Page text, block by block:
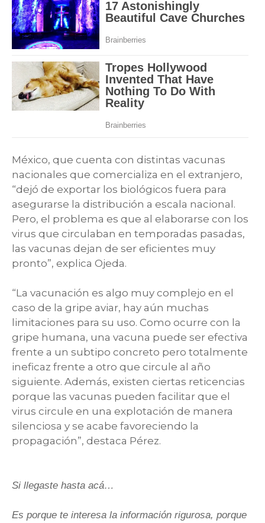
México, que cuenta con distintas vacunas
nacionales que comercializa en el extranjero,
“dejó de exportar los biológicos fuera para
asegurarse la distribución a escala nacional.
Pero, el problema es que al elaborarse con los
virus que circulaban en temporadas pasadas,
las vacunas dejan de ser eficientes muy
pronto”, explica Ojeda.
“La vacunación es algo muy complejo en el
caso de la gripe aviar, hay aún muchas
limitaciones para su uso. Como ocurre con la
gripe humana, una vacuna puede ser efectiva
frente a un subtipo concreto pero totalmente
ineficaz frente a otro que circule al año
siguiente. Además, existen ciertas reticencias
porque las vacunas pueden facilitar que el
virus circule en una explotación de manera
silenciosa y se acabe favoreciendo la
propagación”, destaca Pérez.
Si llegaste hasta acá…
Es porque te interesa la información rigurosa, porque